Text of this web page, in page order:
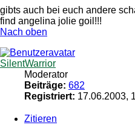
gibts auch bei euch andere
find angelina jolie goil!!!
Nach oben
SilentWarrior
Moderator
Beiträge: 682
Registriert: 17.06.2003,
Zitieren